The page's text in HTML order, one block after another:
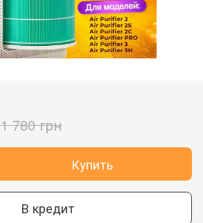
1 780 грн
Купить
В кредит